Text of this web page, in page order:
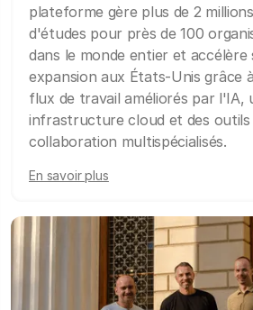
plateforme gère plus de 2 millions
d'études pour près de 100
dans le monde entier et accélère
expansion aux États-Unis grâce
flux de travail améliorés par l'IA,
infrastructure cloud et des outils
collaboration multispécialisés.
En savoir plus